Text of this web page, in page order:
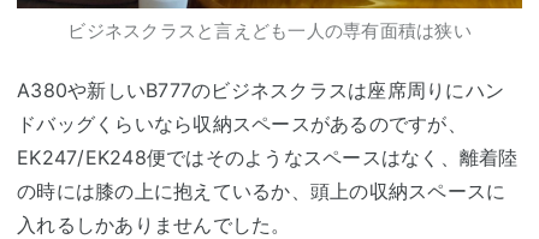
ビジネスクラスと言えども一人の専有面積は狭い
A380や新しいB777のビジネスクラスは座席周りにハン
ドバッグくらいなら収納スペースがあるのですが、
EK247/EK248便ではそのようなスペースはなく、離着陸
の時には膝の上に抱えているか、頭上の収納スペースに
入れるしかありませんでした。